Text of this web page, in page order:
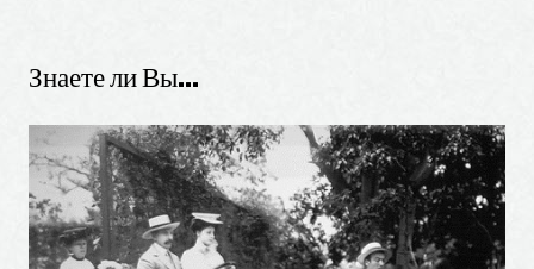
ЗнаетелиВы...